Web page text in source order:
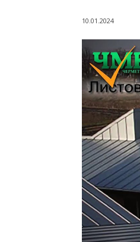
10.01.2024